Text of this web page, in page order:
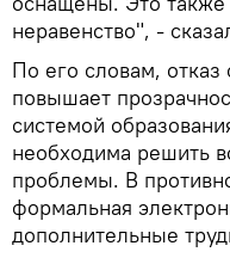
неравенство", -
По его словам,
повышает
системой
необходима решить
проблемы. В
формальная
дополнительные